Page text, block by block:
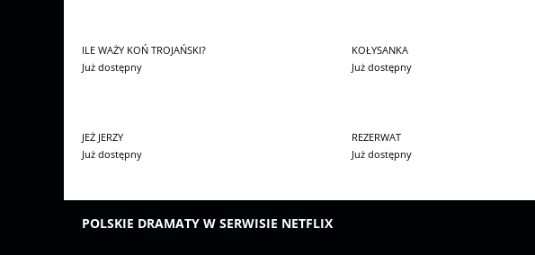
ILE WAŻY KOŃ TROJAŃSKI?
Już dostępny
KOŁYSANKA
Już dostępny
JEŻ JERZY
Już dostępny
REZERWAT
Już dostępny
POLSKIE DRAMATY W SERWISIE NETFLIX